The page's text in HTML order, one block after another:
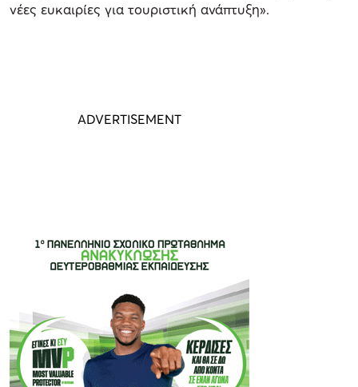
νέες ευκαιρίες για τουριστική ανάπτυξη».